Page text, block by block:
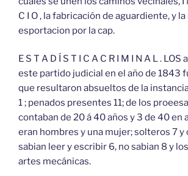
C I O , la fabricación de aguardiente, y
esportacion por la cap.
E S T A D Í S T I C A C R I M I N A L . LOS
este partido judicial en el año de 1843
que resultaron absueltos de la
1 ; penados presentes 11; de los
contaban de 20 á 40 años y 3 de 40 en
eran hombres y una mujer; solteros 7 y
sabian leer y escribir 6, no sabian 8 y
artes mecánicas.